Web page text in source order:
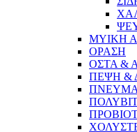
ΜΥΙΚΗ
ΟΡΑΣΗ
ΟΣΤΑ &
ΠΕΨΗ &